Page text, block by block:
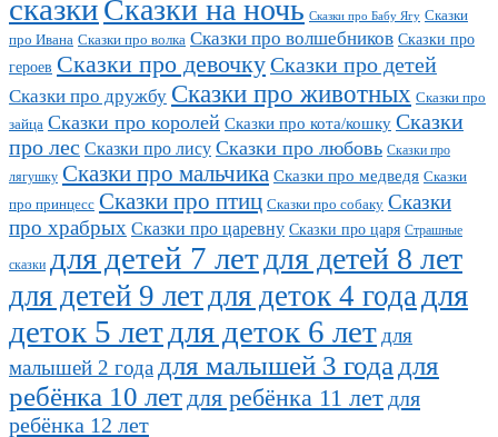
сказкиСказки на ночь Сказки про Бабу Ягу Сказки
про Ивана Сказки про волка Сказки про волшебников Сказки про
героев Сказки про девочкуСказки про детей
Сказки про дружбу Сказки про животных Сказки про
зайца Сказки про королей Сказки про кота/кошку Сказки
про лес Сказки про лису Сказки про любовь Сказки про
лягушку Сказки про мальчика Сказки про медведя Сказки
про принцесс Сказки про птиц Сказки про собаку Сказки
про храбрых Сказки про царевну Сказки про царя Страшные
сказки для детей 7 летдля детей 8 лет
для детей 9 лет для деток 4 года для
деток 5 летдля деток 6 лет для
малышей 2 года для малышей 3 года для
ребёнка 10 лет для ребёнка 11 лет для
ребёнка 12 лет